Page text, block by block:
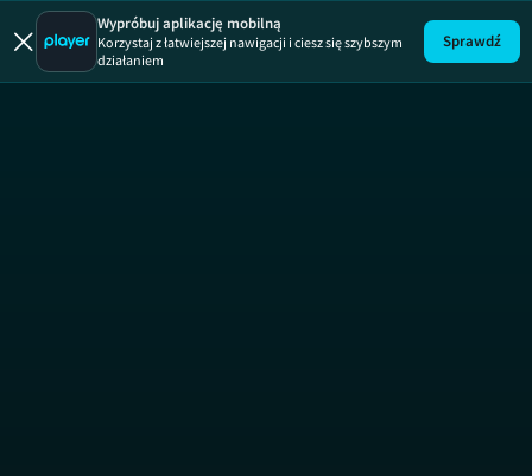
Prawo Agaty
Wypróbuj aplikację mobilną
Korzystaj z łatwiejszej nawigacji i ciesz się szybszym
działaniem
Sprawdź